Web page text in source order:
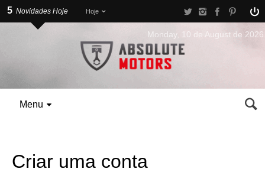
5 Novidades Hoje Hoje
Monday, 10 de August de 2026
Menu
Criar uma conta